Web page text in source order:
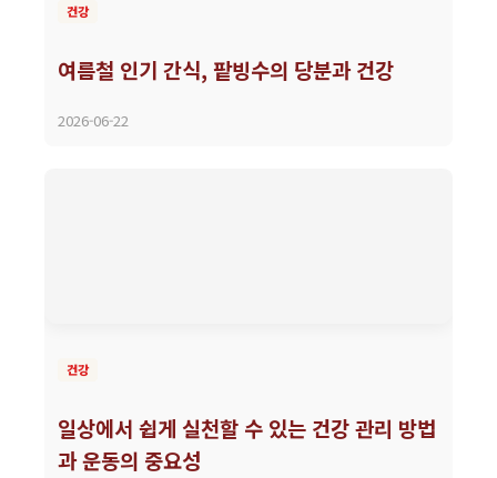
건강
여름철 인기 간식, 팥빙수의 당분과 건강
2026-06-22
건강
일상에서 쉽게 실천할 수 있는 건강 관리 방법
과 운동의 중요성